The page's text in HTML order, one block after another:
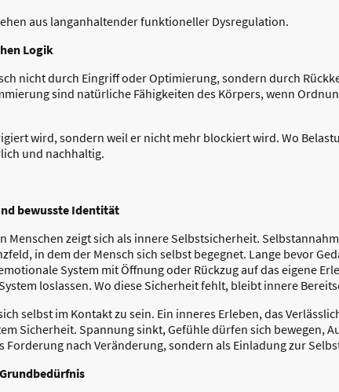
aus langanhaltender funktioneller Dysregulation.
Logik
nicht durch Eingriff oder Optimierung, sondern durch
sind natürliche Fähigkeiten des Körpers, wenn
wird, sondern weil er nicht mehr blockiert wird. Wo
und nachhaltig.
bewusste Identität
Menschen zeigt sich als innere Selbstsicherheit.
in dem der Mensch sich selbst begegnet. Lange bevor
System mit Öffnung oder Rückzug auf das eigene
loslassen. Wo diese Sicherheit fehlt, bleibt innere
selbst im Kontakt zu sein. Ein inneres Erleben, das
Sicherheit. Spannung sinkt, Gefühle dürfen sich bewegen,
nach Veränderung, sondern als Einladung zur